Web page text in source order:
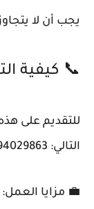
يجب أن لا يتجاوز
📞 كيفية
للتقديم على
التالي: 0096594029863.
💼 مزايا العمل: